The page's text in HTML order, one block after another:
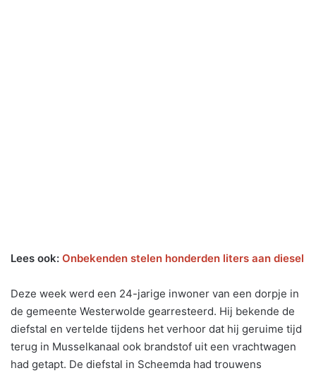
Lees ook: Onbekenden stelen honderden liters aan diesel
Deze week werd een 24-jarige inwoner van een dorpje in
de gemeente Westerwolde gearresteerd. Hij bekende de
diefstal en vertelde tijdens het verhoor dat hij geruime tijd
terug in Musselkanaal ook brandstof uit een vrachtwagen
had getapt. De diefstal in Scheemda had trouwens